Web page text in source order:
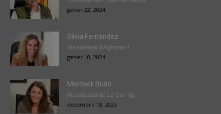
gener 22, 2024
Sílvia Fernández
Alcaldessa d'Agramunt
gener 10, 2024
Meritxell Budó
Alcaldessa de La Garriga
desembre 18, 2023